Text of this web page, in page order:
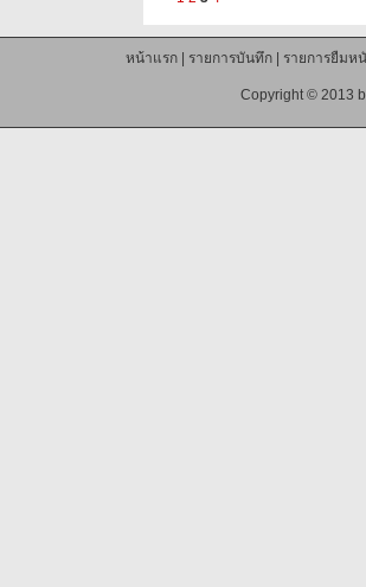
หน้าแรก| รายการบันทึก| รายการยืมห
Copyright © 2013